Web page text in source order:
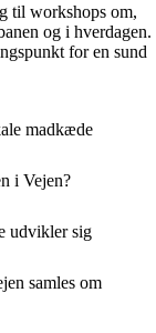
til workshops om,
og i hverdagen.
for en sund
madkæde
i Vejen?
udvikler sig
samles om